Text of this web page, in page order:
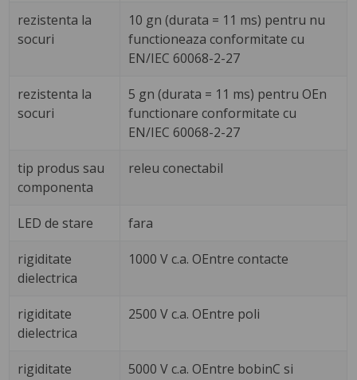
rezistenta la
socuri
10 gn (durata = 11 ms) pentru nu
functioneaza conformitate cu
EN/IEC 60068-2-27
rezistenta la
socuri
5 gn (durata = 11 ms) pentru OEn
functionare conformitate cu
EN/IEC 60068-2-27
tip produs sau
componenta
releu conectabil
LED de stare fara
rigiditate
dielectrica
1000 V c.a. OEntre contacte
rigiditate
dielectrica
2500 V c.a. OEntre poli
rigiditate
5000 V c.a. OEntre bobinC si